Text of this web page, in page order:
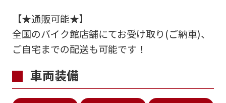
【★通販可能★】
全国のバイク館店舗にてお受け取り(ご納車)、
ご自宅までの配送も可能です！
車両装備